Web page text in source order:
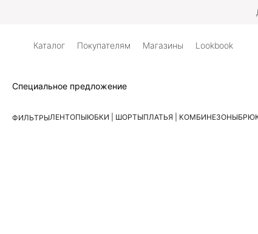
Каталог Покупателям Магазины Lookbook
Специальное предложение
ФИЛЬТРЫЛЕНТОПЫЮБКИ | ШОРТЫПЛАТЬЯ | КОМБИНЕЗОНЫ